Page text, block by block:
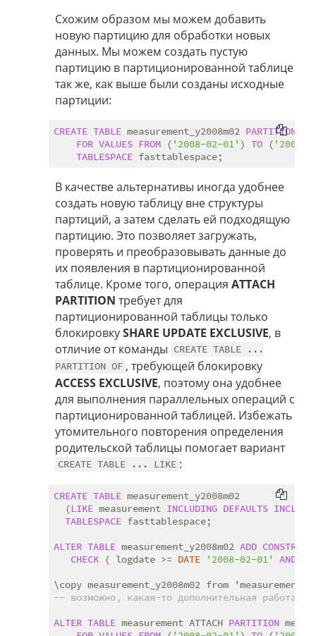
Схожим образом мы можем добавить
новую партицию для обработки новых
данных. Мы можем создать пустую
партицию в партиционированной таблице
так же, как выше были созданы исходные
партиции:
CREATE TABLE measurement_y2008m02 PARTITION
FOR VALUES FROM ( '2008-02-01' ) TO ( '2008-
TABLESPACE
В качестве альтернативы иногда удобнее
создать новую таблицу вне структуры
партиций, а затем сделать ей подходящую
партицию. Это позволяет загружать,
проверять и преобразовывать данные до
их появления в партиционированной
таблице. Кроме того, операция ATTACH
PARTITION требует для
партиционированной таблицы только
блокировкуSHARE UPDATE EXCLUSIVE, в
отличие от команды CREATE TABLE ...
PARTITION OF , требующей блокировку
ACCESS EXCLUSIVE, поэтому она удобнее
для выполнения параллельных операций с
партиционированной таблицей. Избежать
утомительного повторения определения
родительской таблицы помогает вариант
CREATE TABLE ... LIKE :
CREATE TABLE measurement_y2008m02
  (
LIKE measurement INCLUDING DEFAULTS
TABLESPACE fasttablespace;
ALTER TABLE measurement_y2008m02 ADD
CHECK ( logdate >= DATE '2008-02-01' AND
-- возможно, какая-то дополнительная работа по
ALTER TABLE measurement ATTACH PARTITION